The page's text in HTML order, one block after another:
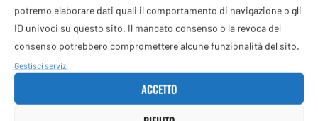
potremo elaborare dati quali il comportamento di navigazione o gli
ID univoci su questo sito. Il mancato consenso o la revoca del
consenso potrebbero compromettere alcune funzionalità del sito.
Gestisci servizi
ACCETTO
«Rapporti cordiali». Ma ad Ankara è gelo tra Trump e
Meloni
POTREBBE ANCHE PIACERTI